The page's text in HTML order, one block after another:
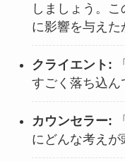
しましょう。
に影響を与えた
クライエント:
すごく落ち込ん
カウンセラー:
にどんな考えが